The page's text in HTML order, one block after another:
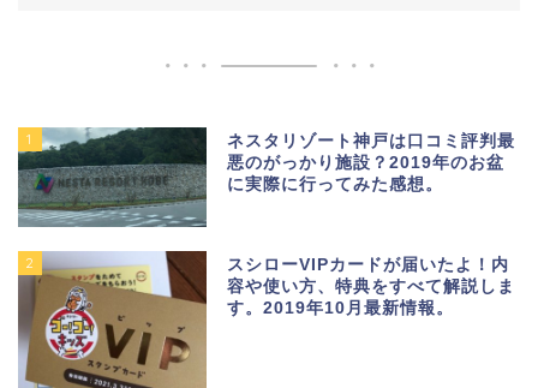
1
ネスタリゾート神戸は口コミ評判最
悪のがっかり施設？2019年のお盆
に実際に行ってみた感想。
2
スシローVIPカードが届いたよ！内
容や使い方、特典をすべて解説しま
す。2019年10月最新情報。